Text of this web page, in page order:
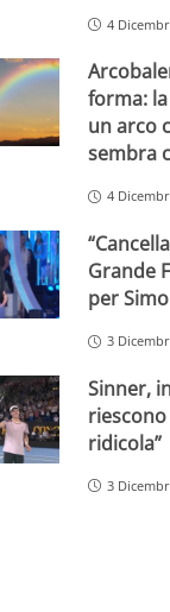
4
forma:
un arco
sembra
4
Grande
per
3
Sinner,
riescono
ridicola”
3